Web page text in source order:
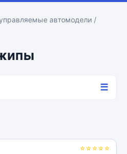
автомодели /
☰
☆☆☆☆☆